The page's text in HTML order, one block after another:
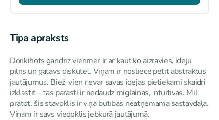
Tipa apraksts
Donkihots gandrīz vienmēr ir ar kaut ko aizrāvies, ideju
pilns un gatavs diskutēt. Viņam ir nosliece pētīt abstraktus
jautājumus. Bieži vien nevar savas idejas pietiekami skaidri
izklāstīt – tās parasti ir nedaudz miglainas, intuitīvas. Mīl
prātot, šis stāvoklis ir viņa būtības neatņemama sastāvdaļa.
Viņam ir savs viedoklis jebkurā jautājumā.